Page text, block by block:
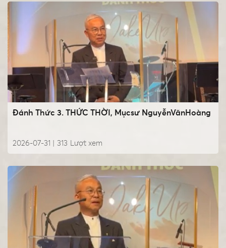
Đánh Thức 3. THỨC THỜI, Mụcsư NguyễnVănHoàng
2026-07-31 | Lượt xem
313